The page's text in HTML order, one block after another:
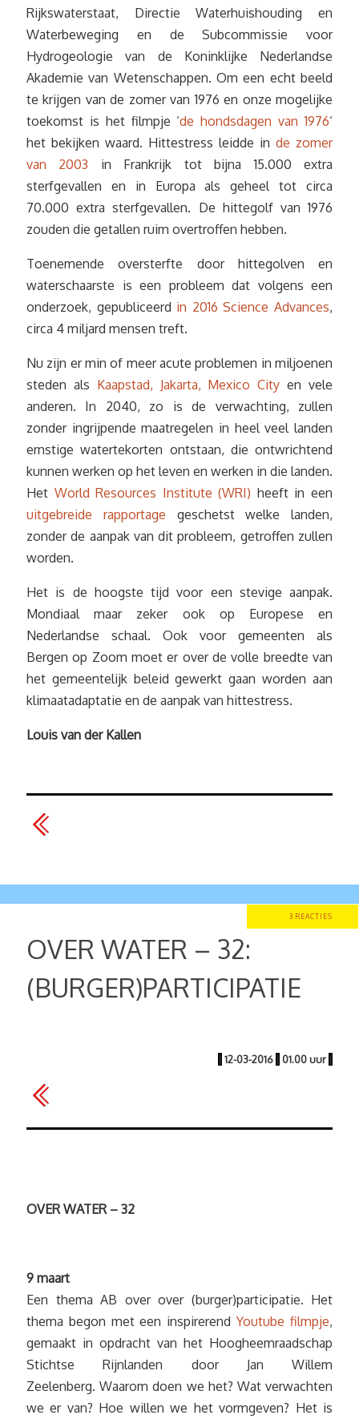
Rijkswaterstaat, Directie Waterhuishouding en
Waterbeweging en de Subcommissie voor
Hydrogeologie van de Koninklijke Nederlandse
Akademie van Wetenschappen. Om een echt beeld
te krijgen van de zomer van 1976 en onze mogelijke
toekomst is het filmpje ‘de hondsdagen van 1976‘
het bekijken waard. Hittestress leidde in de zomer
van 2003 in Frankrijk tot bijna 15.000 extra
sterfgevallen en in Europa als geheel tot circa
70.000 extra sterfgevallen. De hittegolf van 1976
zouden die getallen ruim overtroffen hebben.
Toenemende oversterfte door hittegolven en
waterschaarste is een probleem dat volgens een
onderzoek, gepubliceerd in 2016 Science Advances,
circa 4 miljard mensen treft.
Nu zijn er min of meer acute problemen in miljoenen
steden als Kaapstad, Jakarta, Mexico City en vele
anderen. In 2040, zo is de verwachting, zullen
zonder ingrijpende maatregelen in heel veel landen
ernstige watertekorten ontstaan, die ontwrichtend
kunnen werken op het leven en werken in die landen.
Het World Resources Institute (WRI) heeft in een
uitgebreide rapportage geschetst welke landen,
zonder de aanpak van dit probleem, getroffen zullen
worden.
Het is de hoogste tijd voor een stevige aanpak.
Mondiaal maar zeker ook op Europese en
Nederlandse schaal. Ook voor gemeenten als
Bergen op Zoom moet er over de volle breedte van
het gemeentelijk beleid gewerkt gaan worden aan
klimaatadaptatie en de aanpak van hittestress.
Louis van der Kallen
3 REACTIES
OVER WATER – 32:
(BURGER)PARTICIPATIE
| 12-03-2016 | 01.00 uur |
OVER WATER – 32
9 maart
Een thema AB over over (burger)participatie. Het
thema begon met een inspirerendYoutube filmpje,
gemaakt in opdracht van het Hoogheemraadschap
Stichtse Rijnlanden door Jan Willem
Zeelenberg. Waarom doen we het? Wat verwachten
we er van? Hoe willen we het vormgeven? Het is